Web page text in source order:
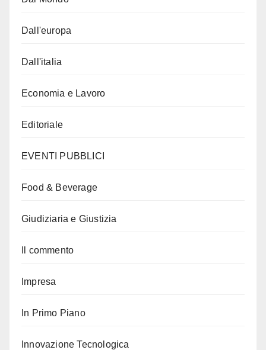
Dall'europa
Dall'italia
Economia e Lavoro
Editoriale
EVENTI PUBBLICI
Food & Beverage
Giudiziaria e Giustizia
Il commento
Impresa
In Primo Piano
Innovazione Tecnologica